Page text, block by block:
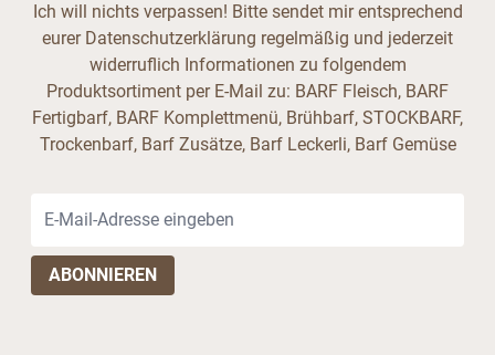
Ich will nichts verpassen! Bitte sendet mir entsprechend
eurer Datenschutzerklärung regelmäßig und jederzeit
widerruflich Informationen zu folgendem
Produktsortiment per E-Mail zu: BARF Fleisch, BARF
Fertigbarf, BARF Komplettmenü, Brühbarf, STOCKBARF,
Trockenbarf, Barf Zusätze, Barf Leckerli, Barf Gemüse